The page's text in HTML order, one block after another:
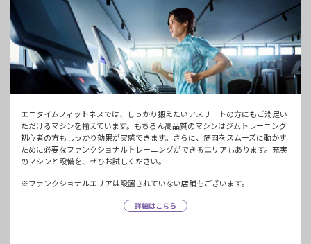
エニタイムフィットネスでは、しっかり鍛えたいアスリートの方にもご満足い
ただけるマシンを揃えています。もちろん高品質のマシンはジムトレーニング
初心者の方もしっかり効果が実感できます。さらに、筋肉をスムーズに動かす
ために必要なファンクショナルトレーニングができるエリアもあります。充実
のマシンと設備を、ぜひお試しください。
※ファンクショナルエリアは設置されていない店舗もございます。
詳細はこちら